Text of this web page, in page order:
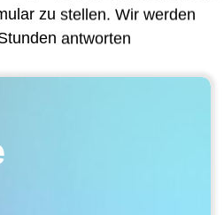
zu stellen. Wir werden
antworten